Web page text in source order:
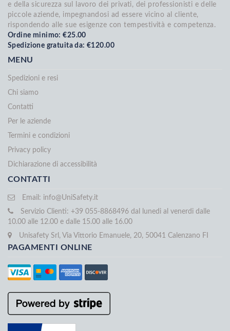
e della sicurezza sul lavoro dei privati, dei professionisti e delle
piccole aziende, impegnandosi ad essere vicino al cliente,
rispondendo alle sue esigenze con tempestività e competenza.
Ordine minimo: €25.00
Spedizione gratuita da: €120.00
MENU
Spedizioni e resi
Chi siamo
Contatti
Per le aziende
Termini e condizioni
Privacy policy
Dichiarazione di accessibilità
CONTATTI
Email: info@UniSafety.it
Servizio Clienti: +39 055-8868496 dal lunedi al venerdi dalle
10.00 alle 12.00 e dalle 15.00 alle 16.00
Unisafety Srl, Via Vittorio Emanuele, 20, 50041 Calenzano FI
PAGAMENTI ONLINE